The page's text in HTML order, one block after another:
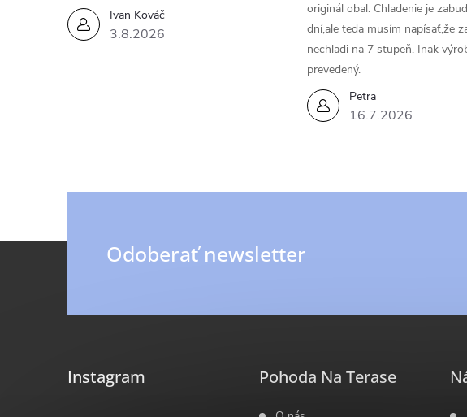
Ivan Kováč
3.8.2026
Petra
16.7.2026
originál obal. Chladenie je
dní,ale teda musím napísať,že
nechladi na 7 stupeň. Inak
prevedený.
Odoberať newsletter
Instagram Pohoda Na Terase